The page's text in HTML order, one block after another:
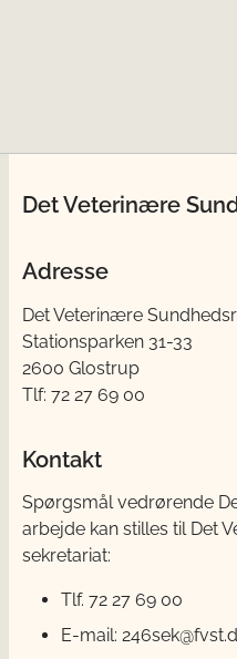
Det Veterinære
Adresse
Det Veterinære
Stationsparken 31-33
2600 Glostrup
Tlf: 72 27 69 00
Kontakt
Spørgsmål vedrørende
arbejde kan stilles til Det
sekretariat:
Tlf. 72 27 69 00
E-mail: